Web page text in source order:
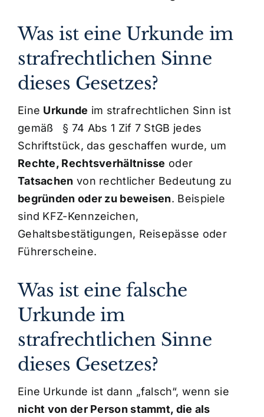
Was ist eine Urkunde im
strafrechtlichen Sinne
dieses Gesetzes?
Eine Urkunde im strafrechtlichen Sinn ist
gemäß § 74 Abs 1 Zif 7 StGB jedes
Schriftstück, das geschaffen wurde, um
Rechte, Rechtsverhältnisse oder
Tatsachen von rechtlicher Bedeutung zu
begründen oder zu beweisen. Beispiele
sind KFZ-Kennzeichen,
Gehaltsbestätigungen, Reisepässe oder
Führerscheine.
Was ist eine falsche
Urkunde im
strafrechtlichen Sinne
dieses Gesetzes?
Eine Urkunde ist dann „falsch“, wenn sie
nicht von der Person stammt, die als